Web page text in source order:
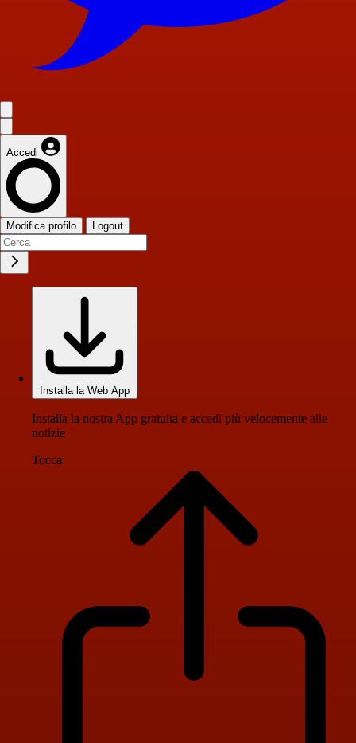
Accedi
Modifica profilo Logout
Installa la Web App
Installa la nostra App gratuita e accedi più velocemente alle
notizie
Tocca